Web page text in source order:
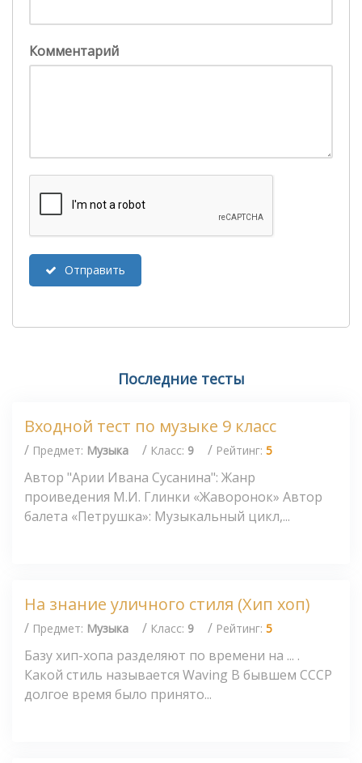
Комментарий
Отправить
Последние тесты
Входной тест по музыке 9 класс
/ Предмет: Музыка / Класс: 9 / Рейтинг: 5
Автор "Арии Ивана Сусанина": Жанр
проиведения М.И. Глинки «Жаворонок» Автор
балета «Петрушка»: Музыкальный цикл,...
На знание уличного стиля (Хип хоп)
/ Предмет: Музыка / Класс: 9 / Рейтинг: 5
Базу хип-хопа разделяют по времени на ... .
Какой стиль называется Waving В бывшем СССР
долгое время было принято...